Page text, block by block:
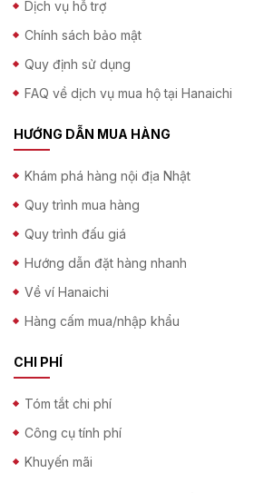
Dịch vụ hỗ trợ
Chính sách bảo mật
Quy định sử dụng
FAQ về dịch vụ mua hộ tại Hanaichi
HƯỚNG DẪN MUA HÀNG
Khám phá hàng nội địa Nhật
Quy trình mua hàng
Quy trình đấu giá
Hướng dẫn đặt hàng nhanh
Về ví Hanaichi
Hàng cấm mua/nhập khẩu
CHI PHÍ
Tóm tắt chi phí
Công cụ tính phí
Khuyến mãi